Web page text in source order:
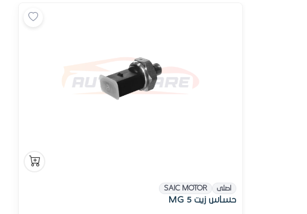
اصلى SAIC MOTOR
حساس زيت MG 5